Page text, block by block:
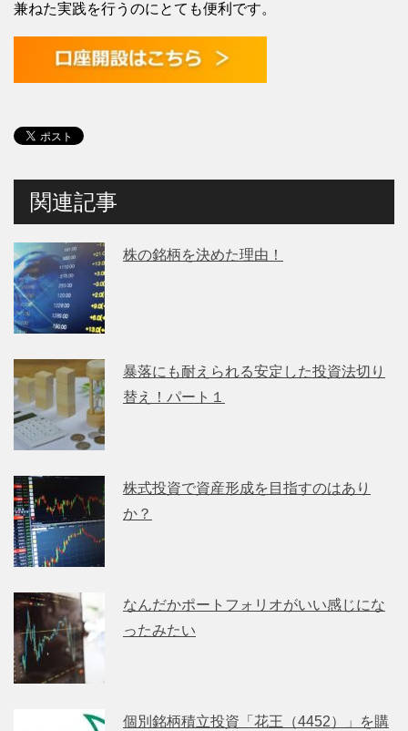
兼ねた実践を行うのにとても便利です。
関連記事
株の銘柄を決めた理由！
暴落にも耐えられる安定した投資法切り
替え！パート１
株式投資で資産形成を目指すのはあり
か？
なんだかポートフォリオがいい感じにな
ったみたい
個別銘柄積立投資「花王（4452）」を購